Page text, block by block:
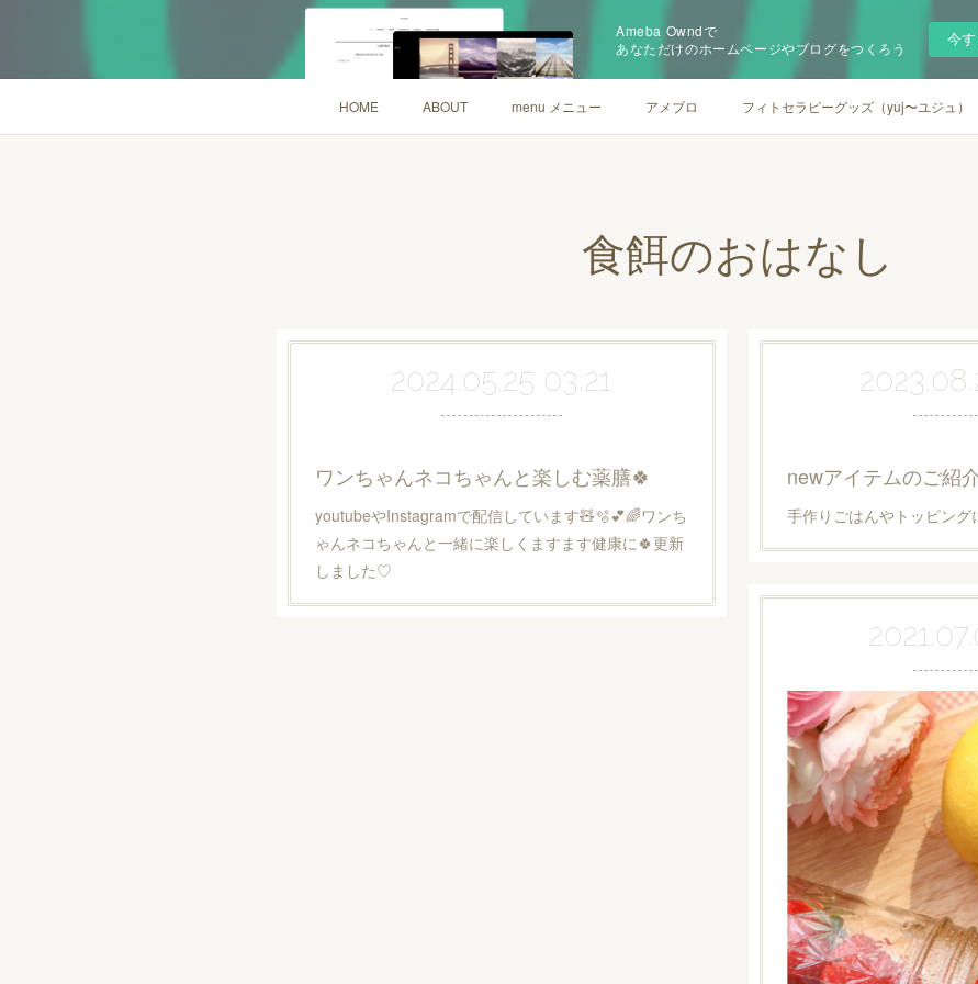
Ameba Owndで
あなただけのホームページやブログをつくろう
今
HOME ABOUT menu メニュー アメブロ フィトセラピーグッズ（yuj〜ユジュ）
食餌のおはなし
2024.05.25 03:21
ワンちゃんネコちゃんと楽しむ薬膳🍀
youtubeやInstagramで配信しています🧸🫧💕🌈ワンち
ゃんネコちゃんと一緒に楽しくますます健康に🍀更新
しました♡
newアイテムのご紹
手作りごはんやトッピング